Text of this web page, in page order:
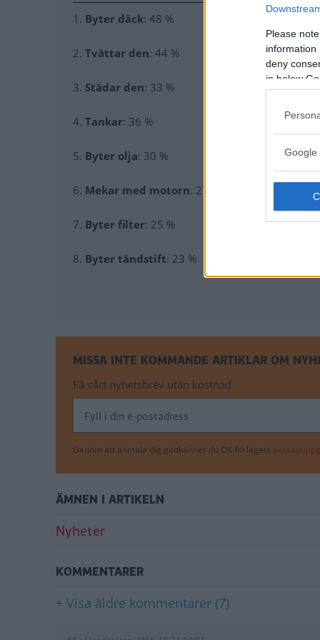
Please
information
deny
in below
Google
1. Byter däck: 48 %
2. Tvättar den: 44 %
3. Städar den: 33 %
4. Tankar: 36 %
5. Byter olja: 30 %
6. Mekar med motorn: 27 %
7. Byter filter: 25 %
8. Byter tändstift: 23 %
MISSA INTE KOMMANDE ARTIKLAR OM
Få vårt nyhetsbrev utan kostnad
Genom att anmäla dig godkänner du OK-förlagets
ÄMNEN I ARTIKELN
Nyheter
KOMMENTARER
+ Visa äldre kommentarer (7)